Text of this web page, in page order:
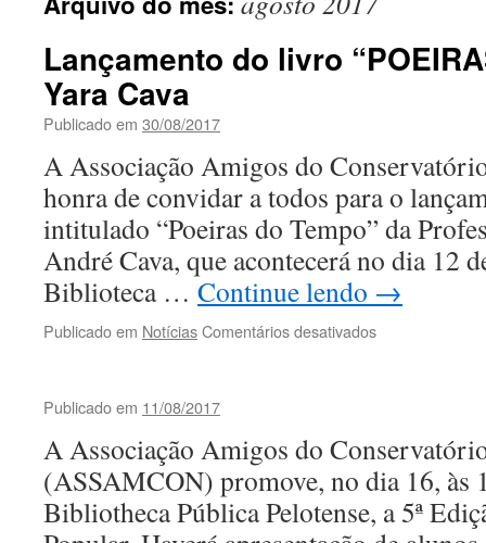
Lançamento do livro
Yara Cava
Publicado em 30/08/2017
A Associação Amigos do
honra de convidar a todos para o
intitulado “Poeiras do Tempo” da
André Cava, que acontecerá no dia 12
Biblioteca … Continue lendo →
Publicado em NotíciasComentários desativadosem
TEMPO”
de
Yara
Cava
Publicado em 11/08/2017
A Associação Amigos do
(ASSAMCON) promove, no dia 16, às
Bibliotheca Pública Pelotense, a 5ª